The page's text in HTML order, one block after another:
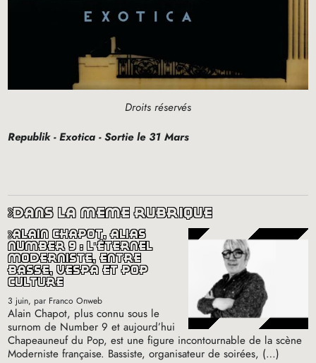
Droits réservés
Republik - Exotica - Sortie le 31 Mars
dans la même rubrique
alain chapot, alias
number 9 : l’éternel
moderniste, entre
basse, vespa et pop
culture
3 juin, par Franco Onweb
Alain Chapot, plus connu sous le
surnom de Number 9 et aujourd’hui
Chapeauneuf du Pop, est une figure incontournable de la scène
Moderniste française. Bassiste, organisateur de soirées, (…)